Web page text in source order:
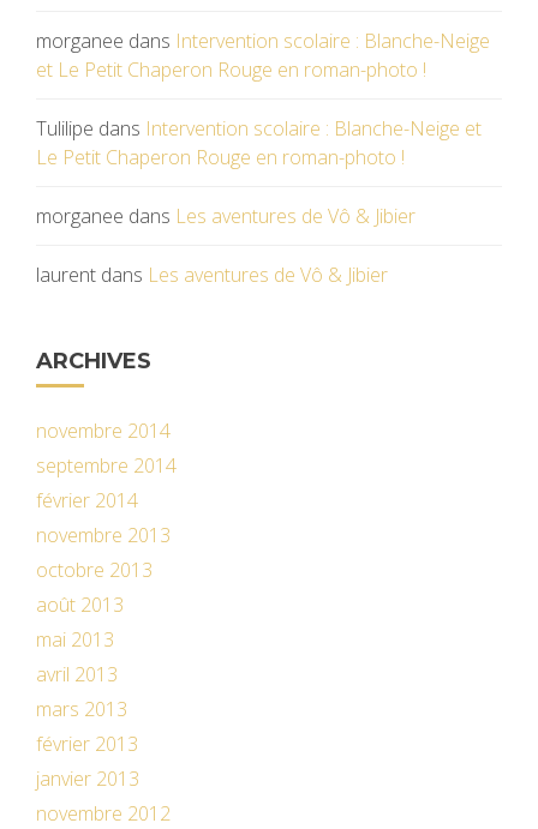
morganee dans Intervention scolaire : Blanche-Neige
et Le Petit Chaperon Rouge en roman-photo !
Tulilipe dans Intervention scolaire : Blanche-Neige et
Le Petit Chaperon Rouge en roman-photo !
morganee dans Les aventures de Vô & Jibier
laurent dans Les aventures de Vô & Jibier
ARCHIVES
novembre 2014
septembre 2014
février 2014
novembre 2013
octobre 2013
août 2013
mai 2013
avril 2013
mars 2013
février 2013
janvier 2013
novembre 2012